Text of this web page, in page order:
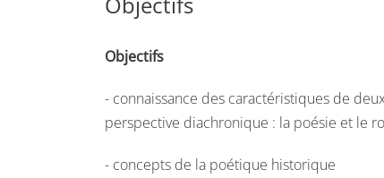
Objectifs
- connaissance des caractéristiques de
perspective diachronique : la poésie et le
- concepts de la poétique historique